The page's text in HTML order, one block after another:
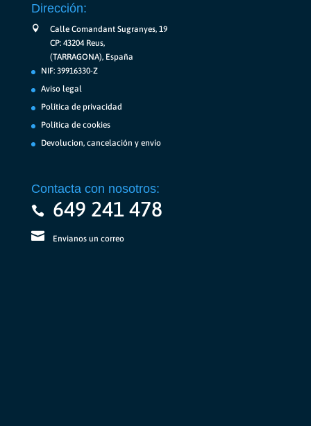
Dirección:
Calle Comandant Sugranyes, 19
CP: 43204 Reus,
(TARRAGONA), España
NIF: 39916330-Z
Aviso legal
Política de privacidad
Política de cookies
Devolucion, cancelación y envío
Contacta con nosotros:
649 241 478
Envianos un correo